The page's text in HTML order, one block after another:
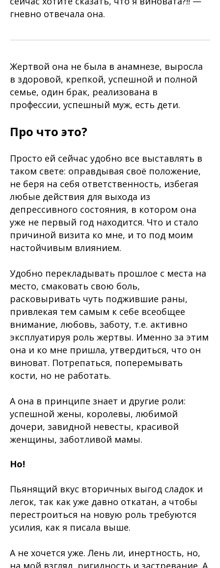
гневно отвечала она.
Жертвой она не была в анамнезе, выросла
в здоровой, крепкой, успешной и полной
семье, один брак, реализована в
профессии, успешный муж, есть дети.
Про что это?
Просто ей сейчас удобно все выставлять в
таком свете: оправдывая своё положение,
не беря на себя ответственность, избегая
любые действия для выхода из
депрессивного состояния, в котором она
уже не первый год находится. Что и стало
причиной визита ко мне, и то под моим
настойчивым влиянием.
Удобно перекладывать прошлое с места на
место, смаковать свою боль,
расковыривать чуть поджившие раны,
привлекая тем самым к себе всеобщее
внимание, любовь, заботу, т.е. активно
эксплуатируя роль жертвы. Именно за этим
она и ко мне пришла, утвердиться, что он
виноват. Потрепаться, поперемывать
кости, но не работать.
А она в принципе знает и другие роли:
успешной жены, королевы, любимой
дочери, завидной невесты, красивой
женщины, заботливой мамы.
Но!
Пьянящий вкус вторичных выгод сладок и
легок, так как уже давно откатан, а чтобы
перестроиться на новую роль требуются
усилия, как я писала выше.
А не хочется уже. Лень ли, инертность, но,
на мой взгляд, ригидность и застревание. А